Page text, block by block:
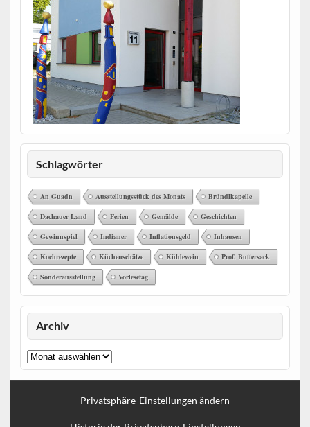
Schlagwörter
An Guadn Ausstellungsstück des Monats Bründlkapelle
Dachauer Land Ferien Gemälde Geschichten
Gewinnspiel Indianer Inflationsgeld Inhausen
Kochrezepte Küchenschätze Kühlewein Prof. Buttersack
Sonderausstellung Vorlesetag
Archiv
Archiv
Privatsphäre-Einstellungen ändern